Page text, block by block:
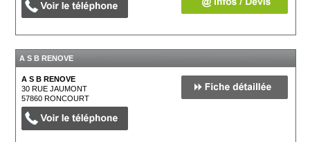
A S B RENOVE
A S B RENOVE
30 RUE JAUMONT
57860RONCOURT